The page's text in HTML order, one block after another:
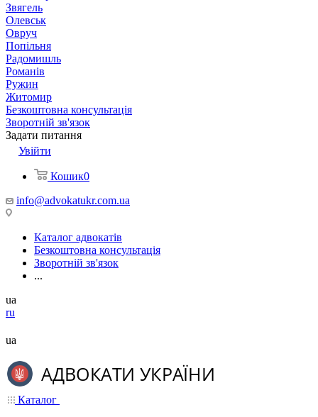
Звягель
Олевськ
Овруч
Попільня
Радомишль
Романів
Ружин
Житомир
Безкоштовна консультація
Зворотній зв'язок
Задати питання
Увійти
Кошик0
info@advokatukr.com.ua
Каталог адвокатів
Безкоштовна консультація
Зворотній зв'язок
...
ua
ru
ua
Каталог